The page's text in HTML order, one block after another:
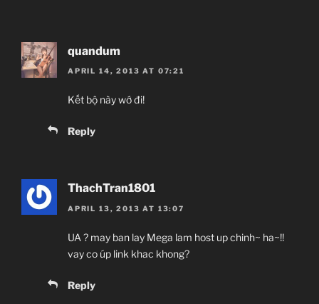
quandum
APRIL 14, 2013 AT 07:21
Kết bộ này wớ đi!
Reply
ThachTran1801
APRIL 13, 2013 AT 13:07
UA ? may ban lay Mega lam host up chinh~ ha~!!
vay co úp link khac khong?
Reply